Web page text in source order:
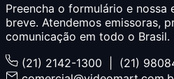
Preencha o formulário e nossa
breve. Atendemos emissoras,
comunicação em todo o Brasil.
(21) 2142-1300 | (21)